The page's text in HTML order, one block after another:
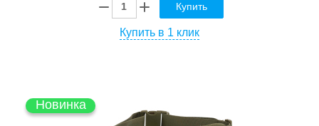
Купить
Купить в 1 клик
Новинка